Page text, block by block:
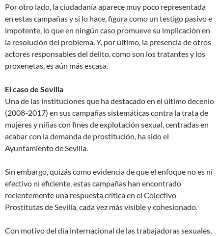
Por otro lado, la ciudadanía aparece muy poco representada
en estas campañas y si lo hace, figura como un testigo pasivo e
impotente, lo que en ningún caso promueve su implicación en
la resolución del problema. Y, por último, la presencia de otros
actores responsables del delito, como son los tratantes y los
proxenetas, es aún más escasa.
El caso de Sevilla
Una de las instituciones que ha destacado en el último decenio
(2008-2017) en sus campañas sistemáticas contra la trata de
mujeres y niñas con fines de explotación sexual, centradas en
acabar con la demanda de prostitución, ha sido el
Ayuntamiento de Sevilla.
Sin embargo, quizás como evidencia de que el enfoque no es ni
efectivo ni eficiente, estas campañas han encontrado
recientemente una respuesta crítica en el Colectivo
Prostitutas de Sevilla, cada vez más visible y cohesionado.
Con motivo del día internacional de las trabajadoras sexuales,